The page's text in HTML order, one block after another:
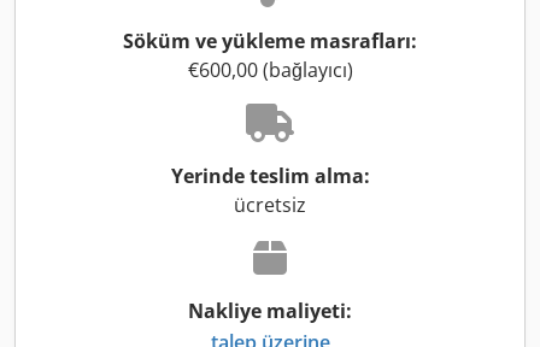
Söküm ve yükleme masrafları:
€600,00 (bağlayıcı)
Yerinde teslim alma:
ücretsiz
Nakliye maliyeti: